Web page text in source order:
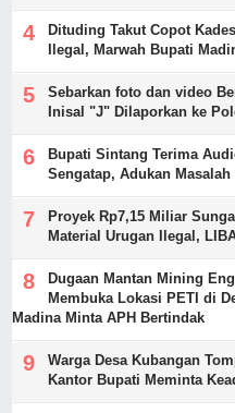
Dituding Takut Copot
Ilegal, Marwah Bupati
Sebarkan foto dan video
Inisal "J" Dilaporkan ke
Bupati Sintang Terima
Sengatap, Adukan
Proyek Rp7,15 Miliar
Material Urugan Ilegal,
Dugaan Mantan Mining
Membuka Lokasi PETI di
Madina Minta APH Bertindak
Warga Desa Kubangan
Kantor Bupati Meminta